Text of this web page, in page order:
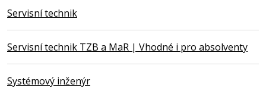
Servisní technik
Servisní technik TZB a MaR | Vhodné i pro absolventy
Systémový inženýr